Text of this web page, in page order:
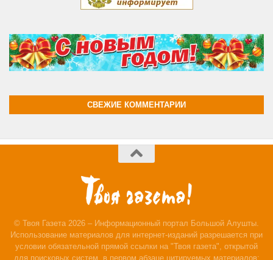
СВЕЖИЕ КОММЕНТАРИИ
© Твоя Газета 2026 – Информационный портал Большой Алушты.
Использование материалов для интернет-изданий разрешается при
условии обязательной прямой ссылки на "Твоя газета", открытой
для поисковых систем, в первом абзаце цитируемых материалов;